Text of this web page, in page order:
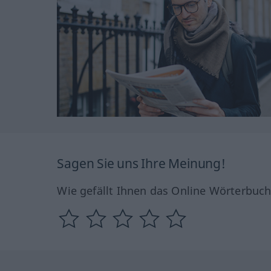
Sagen Sie uns Ihre Meinung!
Wie gefällt Ihnen das Online